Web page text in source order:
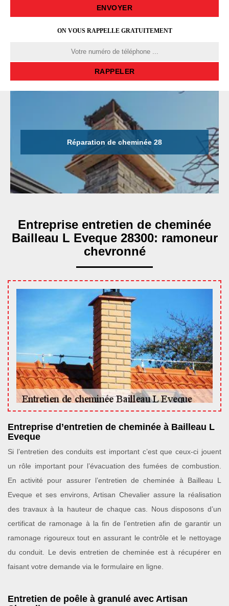
ON VOUS RAPPELLE GRATUITEMENT
Réparation de cheminée 28
Entreprise entretien de cheminée
Bailleau L Eveque 28300: ramoneur
chevronné
Entreprise d’entretien de cheminée à Bailleau L
Eveque
Si l’entretien des conduits est important c’est que ceux-ci jouent
un rôle important pour l’évacuation des fumées de combustion.
En activité pour assurer l’entretien de cheminée à Bailleau L
Eveque et ses environs, Artisan Chevalier assure la réalisation
des travaux à la hauteur de chaque cas. Nous disposons d’un
certificat de ramonage à la fin de l’entretien afin de garantir un
ramonage rigoureux tout en assurant le contrôle et le nettoyage
du conduit. Le devis entretien de cheminée est à récupérer en
faisant votre demande via le formulaire en ligne.
Entretien de poêle à granulé avec Artisan